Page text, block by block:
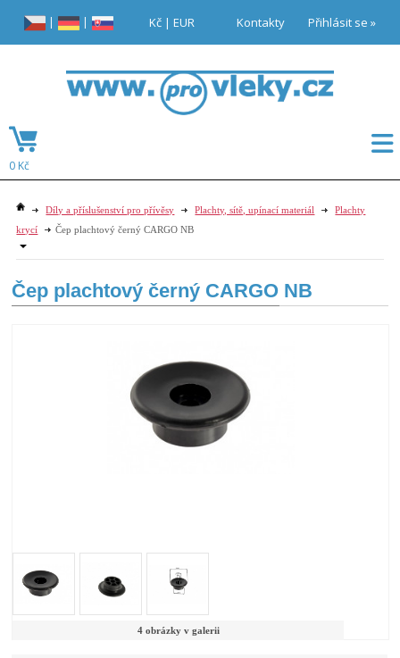
Díly a příslušenství pro přívěsy Plachty, sítě, upínací materiál
Plachty
krycí
Čep plachtový černý CARGO NB
Čep plachtový černý CARGO NB
4 obrázky v galerii
Přihlásit se »
Kontakty
Kč |EUR
| |
0 Kč